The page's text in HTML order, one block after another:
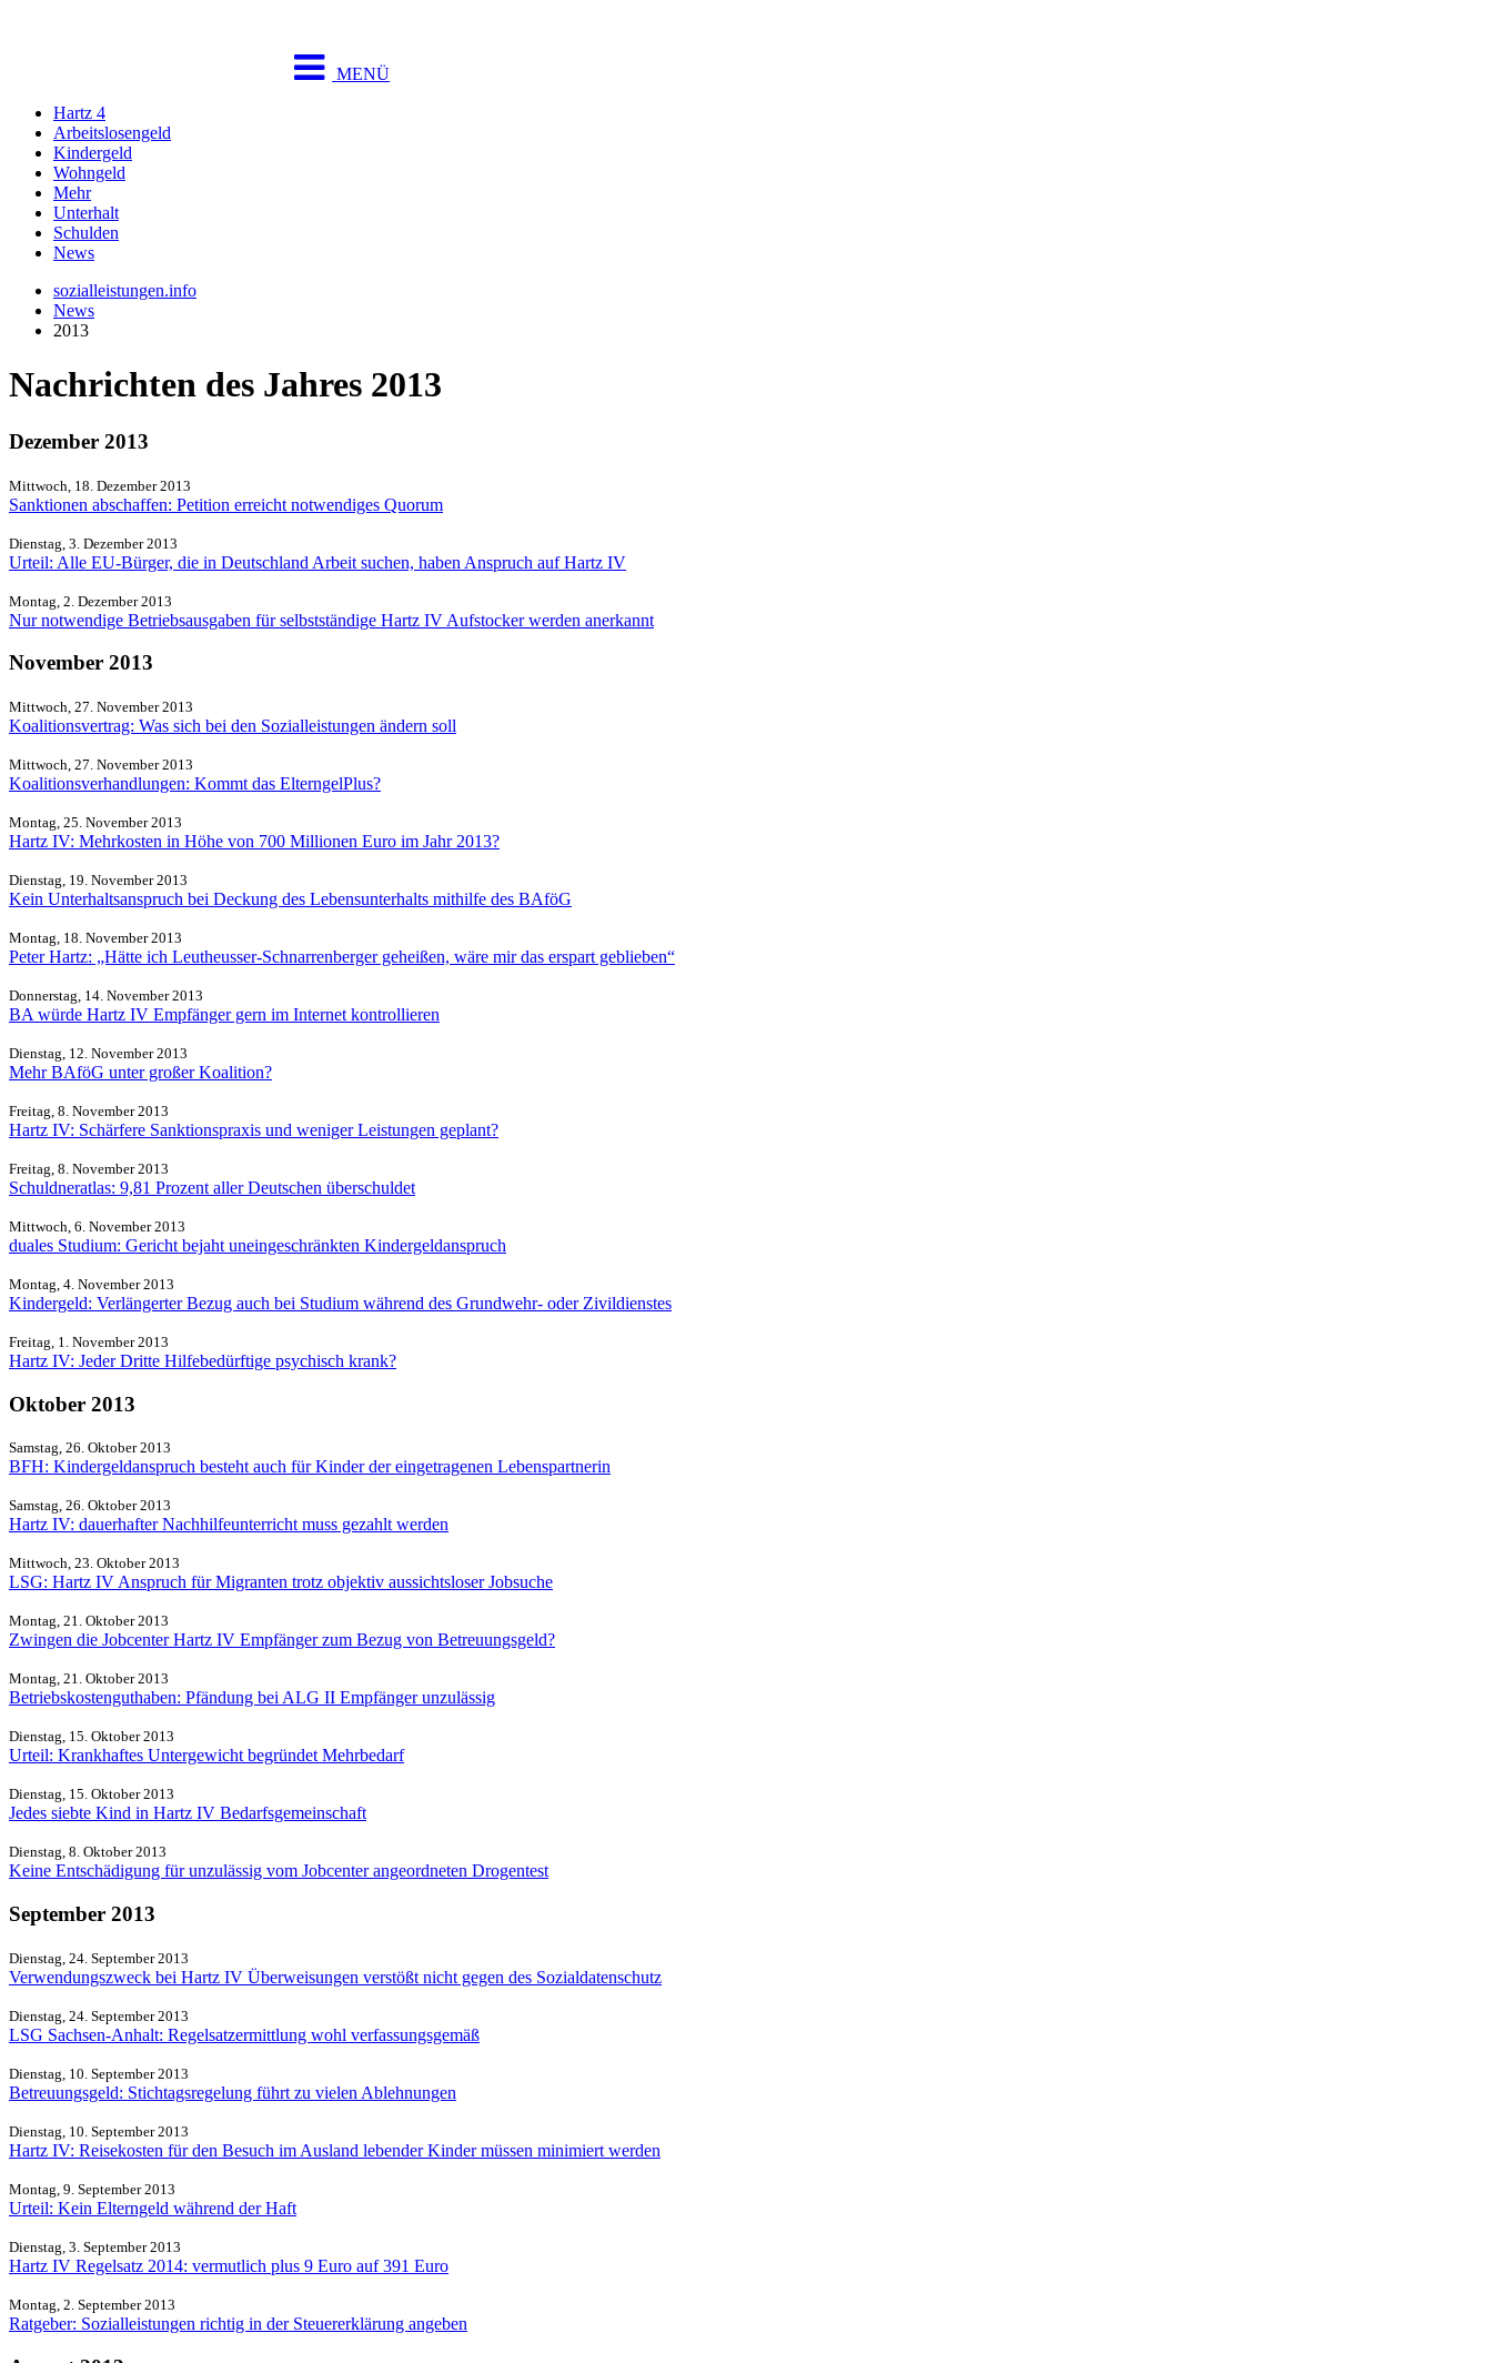
MENÜ
Hartz 4
Arbeitslosengeld
Kindergeld
Wohngeld
Mehr
Unterhalt
Schulden
News
sozialleistungen.info
News
2013
Nachrichten des Jahres 2013
Dezember 2013
Mittwoch, 18. Dezember 2013
Sanktionen abschaffen: Petition erreicht notwendiges Quorum
Dienstag, 3. Dezember 2013
Urteil: Alle EU-Bürger, die in Deutschland Arbeit suchen, haben Anspruch auf Hartz IV
Montag, 2. Dezember 2013
Nur notwendige Betriebsausgaben für selbstständige Hartz IV Aufstocker werden anerkannt
November 2013
Mittwoch, 27. November 2013
Koalitionsvertrag: Was sich bei den Sozialleistungen ändern soll
Mittwoch, 27. November 2013
Koalitionsverhandlungen: Kommt das ElterngelPlus?
Montag, 25. November 2013
Hartz IV: Mehrkosten in Höhe von 700 Millionen Euro im Jahr 2013?
Dienstag, 19. November 2013
Kein Unterhaltsanspruch bei Deckung des Lebensunterhalts mithilfe des BAföG
Montag, 18. November 2013
Peter Hartz: „Hätte ich Leutheusser-Schnarrenberger geheißen, wäre mir das erspart geblieben“
Donnerstag, 14. November 2013
BA würde Hartz IV Empfänger gern im Internet kontrollieren
Dienstag, 12. November 2013
Mehr BAföG unter großer Koalition?
Freitag, 8. November 2013
Hartz IV: Schärfere Sanktionspraxis und weniger Leistungen geplant?
Freitag, 8. November 2013
Schuldneratlas: 9,81 Prozent aller Deutschen überschuldet
Mittwoch, 6. November 2013
duales Studium: Gericht bejaht uneingeschränkten Kindergeldanspruch
Montag, 4. November 2013
Kindergeld: Verlängerter Bezug auch bei Studium während des Grundwehr- oder Zivildienstes
Freitag, 1. November 2013
Hartz IV: Jeder Dritte Hilfebedürftige psychisch krank?
Oktober 2013
Samstag, 26. Oktober 2013
BFH: Kindergeldanspruch besteht auch für Kinder der eingetragenen Lebenspartnerin
Samstag, 26. Oktober 2013
Hartz IV: dauerhafter Nachhilfeunterricht muss gezahlt werden
Mittwoch, 23. Oktober 2013
LSG: Hartz IV Anspruch für Migranten trotz objektiv aussichtsloser Jobsuche
Montag, 21. Oktober 2013
Zwingen die Jobcenter Hartz IV Empfänger zum Bezug von Betreuungsgeld?
Montag, 21. Oktober 2013
Betriebskostenguthaben: Pfändung bei ALG II Empfänger unzulässig
Dienstag, 15. Oktober 2013
Urteil: Krankhaftes Untergewicht begründet Mehrbedarf
Dienstag, 15. Oktober 2013
Jedes siebte Kind in Hartz IV Bedarfsgemeinschaft
Dienstag, 8. Oktober 2013
Keine Entschädigung für unzulässig vom Jobcenter angeordneten Drogentest
September 2013
Dienstag, 24. September 2013
Verwendungszweck bei Hartz IV Überweisungen verstößt nicht gegen des Sozialdatenschutz
Dienstag, 24. September 2013
LSG Sachsen-Anhalt: Regelsatzermittlung wohl verfassungsgemäß
Dienstag, 10. September 2013
Betreuungsgeld: Stichtagsregelung führt zu vielen Ablehnungen
Dienstag, 10. September 2013
Hartz IV: Reisekosten für den Besuch im Ausland lebender Kinder müssen minimiert werden
Montag, 9. September 2013
Urteil: Kein Elterngeld während der Haft
Dienstag, 3. September 2013
Hartz IV Regelsatz 2014: vermutlich plus 9 Euro auf 391 Euro
Montag, 2. September 2013
Ratgeber: Sozialleistungen richtig in der Steuererklärung angeben